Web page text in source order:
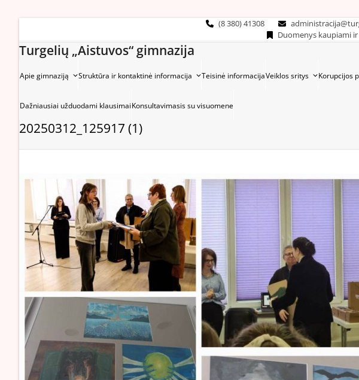
(8 380) 41308
Duomenys kaupiami
Turgelių „Aistuvos“ gimnazija
Apie gimnaziją Struktūra ir kontaktinė informacija Teisinė informacijaVeiklos sritys Korupcijos
Dažniausiai užduodami klausimaiKonsultavimasis su visuomene
20250312_125917 (1)